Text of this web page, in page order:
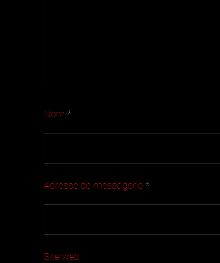
Nom *
Adresse de messagerie *
Site web